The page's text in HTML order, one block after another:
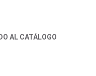
AL CATÁLOGO